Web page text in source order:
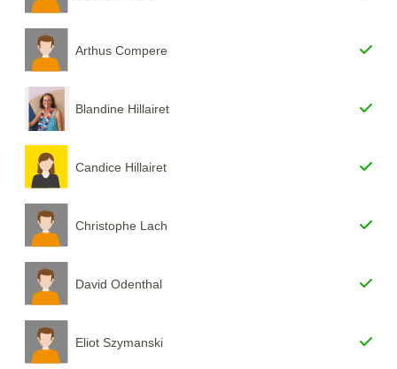
Arthus Compere
Blandine Hillairet
Candice Hillairet
Christophe Lach
David Odenthal
Eliot Szymanski